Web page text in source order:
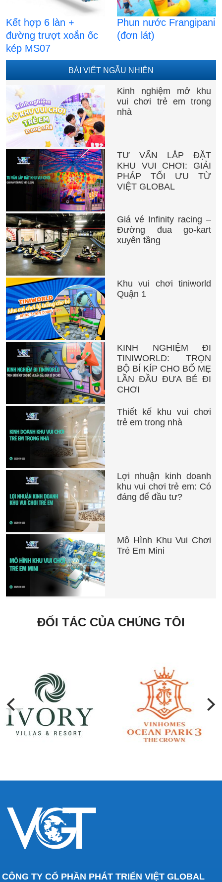
Kết hợp 6 làn +
đường trượt xoắn ốc
kép MS07
Phun nước Frangipani
(đơn lát)
BÀI VIẾT NGẪU NHIÊN
Kinh nghiệm mở khu
vui chơi trẻ em trong
nhà
TƯ VẤN LẮP ĐẶT
KHU VUI CHƠI: GIẢI
PHÁP TỐI ƯU TỪ
VIỆT GLOBAL
Giá vé Infinity racing –
Đường đua go-kart
xuyên tầng
Khu vui chơi tiniworld
Quận 1
KINH NGHIỆM ĐI
TINIWORLD: TRỌN
BỘ BÍ KÍP CHO BỐ MẸ
LẦN ĐẦU ĐƯA BÉ ĐI
CHƠI
Thiết kế khu vui chơi
trẻ em trong nhà
Lợi nhuận kinh doanh
khu vui chơi trẻ em: Có
đáng để đầu tư?
Mô Hình Khu Vui Chơi
Trẻ Em Mini
ĐỐI TÁC CỦA CHÚNG TÔI
CÔNG TY CỔ PHẦN PHÁT TRIỂN VIỆT GLOBAL